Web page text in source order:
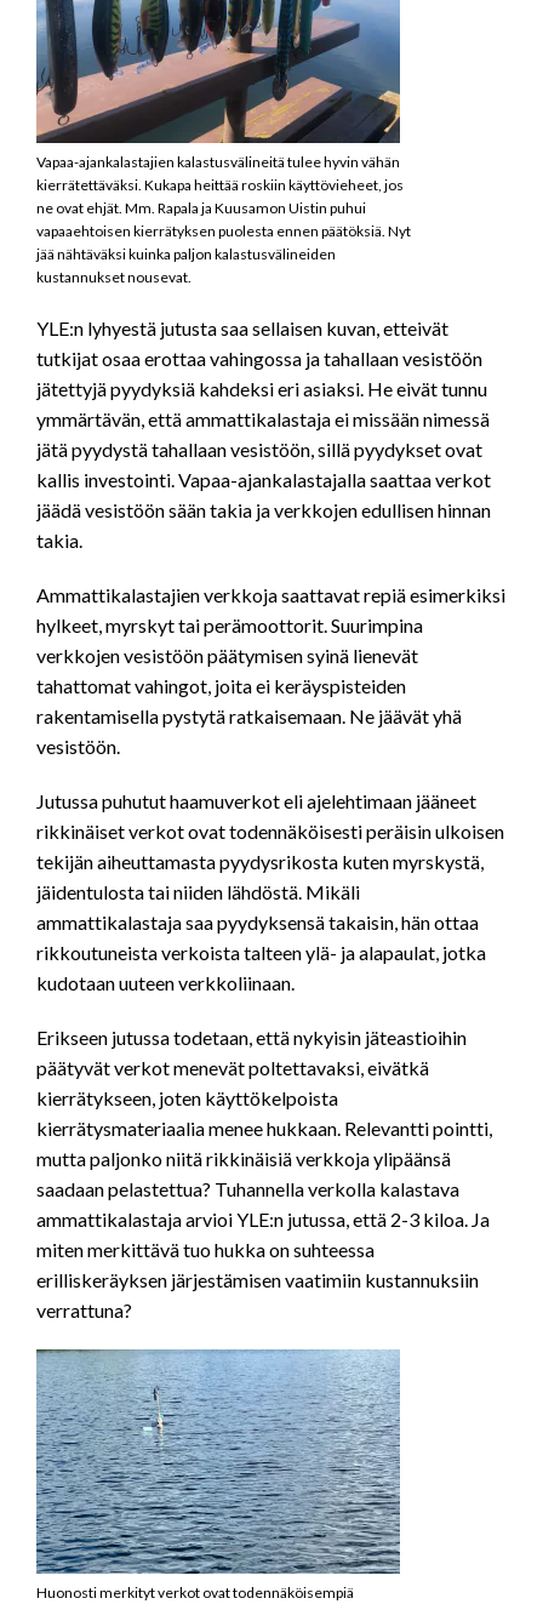
Vapaa-ajankalastajien kalastusvälineitä tulee hyvin vähän
kierrätettäväksi. Kukapa heittää roskiin käyttövieheet, jos
ne ovat ehjät. Mm. Rapala ja Kuusamon Uistin puhui
vapaaehtoisen kierrätyksen puolesta ennen päätöksiä. Nyt
jää nähtäväksi kuinka paljon kalastusvälineiden
kustannukset nousevat.
YLE:n lyhyestä jutusta saa sellaisen kuvan, etteivät
tutkijat osaa erottaa vahingossa ja tahallaan vesistöön
jätettyjä pyydyksiä kahdeksi eri asiaksi. He eivät tunnu
ymmärtävän, että ammattikalastaja ei missään nimessä
jätä pyydystä tahallaan vesistöön, sillä pyydykset ovat
kallis investointi. Vapaa-ajankalastajalla saattaa verkot
jäädä vesistöön sään takia ja verkkojen edullisen hinnan
takia.
Ammattikalastajien verkkoja saattavat repiä esimerkiksi
hylkeet, myrskyt tai perämoottorit. Suurimpina
verkkojen vesistöön päätymisen syinä lienevät
tahattomat vahingot, joita ei keräyspisteiden
rakentamisella pystytä ratkaisemaan. Ne jäävät yhä
vesistöön.
Jutussa puhutut haamuverkot eli ajelehtimaan jääneet
rikkinäiset verkot ovat todennäköisesti peräisin ulkoisen
tekijän aiheuttamasta pyydysrikosta kuten myrskystä,
jäidentulosta tai niiden lähdöstä. Mikäli
ammattikalastaja saa pyydyksensä takaisin, hän ottaa
rikkoutuneista verkoista talteen ylä- ja alapaulat, jotka
kudotaan uuteen verkkoliinaan.
Erikseen jutussa todetaan, että nykyisin jäteastioihin
päätyvät verkot menevät poltettavaksi, eivätkä
kierrätykseen, joten käyttökelpoista
kierrätysmateriaalia menee hukkaan. Relevantti pointti,
mutta paljonko niitä rikkinäisiä verkkoja ylipäänsä
saadaan pelastettua? Tuhannella verkolla kalastava
ammattikalastaja arvioi YLE:n jutussa, että 2-3 kiloa. Ja
miten merkittävä tuo hukka on suhteessa
erilliskeräyksen järjestämisen vaatimiin kustannuksiin
verrattuna?
Huonosti merkityt verkot ovat todennäköisempiä